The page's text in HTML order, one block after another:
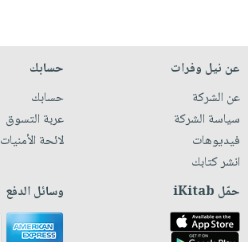
عن نيل وفرات
عن الشركة
سياسة الشركة
فيديوهات
انشر كتابك
حسابك
حسابك
عربة التسوق
لائحة الأمنيات
حمّل iKitab وسائل الدفع